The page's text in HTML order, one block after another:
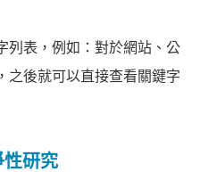
列表，例如：對於網站、公
之後就可以直接查看關鍵字
研究